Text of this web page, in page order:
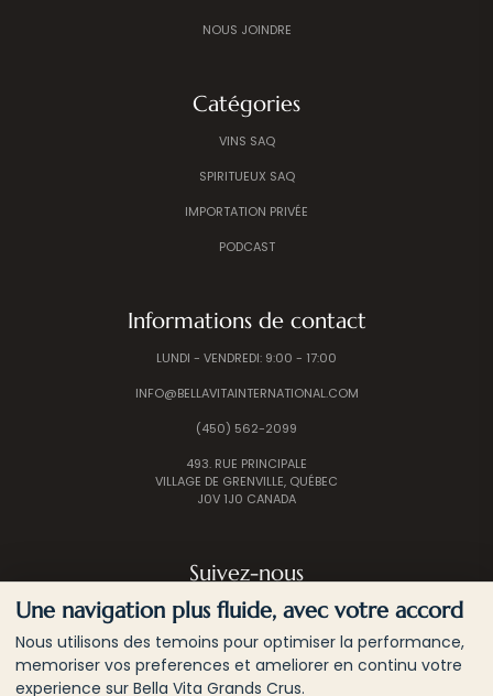
NOUS JOINDRE
Catégories
VINS SAQ
SPIRITUEUX SAQ
IMPORTATION PRIVÉE
PODCAST
Informations de contact
LUNDI - VENDREDI: 9:00 - 17:00
INFO@BELLAVITAINTERNATIONAL.COM
(450) 562-2099
493. RUE PRINCIPALE
VILLAGE DE GRENVILLE, QUÉBEC
J0V 1J0 CANADA
Suivez-nous
Une navigation plus fluide, avec votre accord
Nous utilisons des temoins pour optimiser la performance,
memoriser vos preferences et ameliorer en continu votre
experience sur Bella Vita Grands Crus.